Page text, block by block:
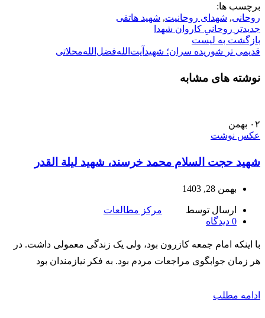
برچسب ها:
روحانی, شهدای روحانیت, شهید هاتفی
جدیدتر روحانیِ کاروان شهدا
بازگشت به لیست
قدیمی تر شوريده سران؛ شهیدآیت‌الله‌فضل‌الله‌محلاتی
نوشته های مشابه
۰۲ بهمن
عکس نوشت
شهید حجت السلام محمد خرسند، شهید لیلة القدر
بهمن 28, 1403
ارسال توسط
مرکز مطالعات
0 دیدگاه
با اینکه امام جمعه کازرون بود، ولی یک زندگی معمولی داشت. در
هر زمان جوابگوی مراجعات مردم بود. به فکر نیازمندان بود
ادامه مطلب